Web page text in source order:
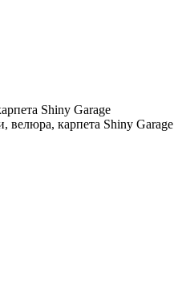
Shiny Garage
велюра, карпета Shiny Garage